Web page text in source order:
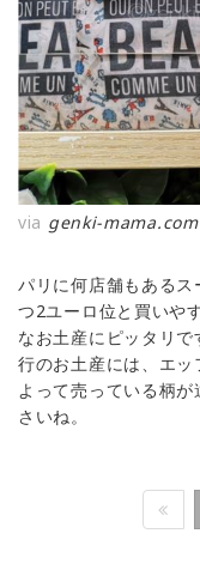
via genki-mama.com
パリに何店舗もある
つ2ユーロ位と買いや
なお土産にピッタリ
行のお土産には、エ
よって売っている柄
さいね。